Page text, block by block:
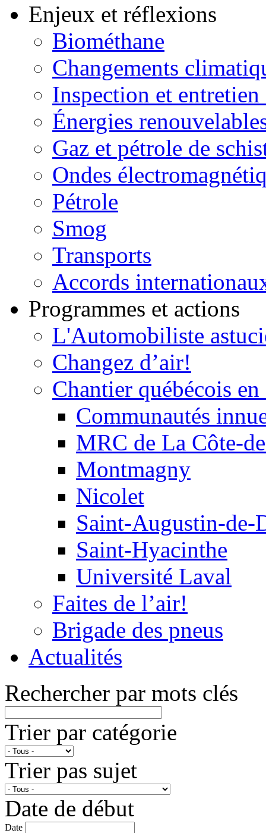
Enjeux et réflexions
Biométhane
Changements
Inspection et entretien
Énergies
Gaz et pétrole de
Ondes
Pétrole
Smog
Transports
Accords
Programmes et actions
L'Automobiliste
Changez d’air!
Chantier québécois
Communautés
MRC de La Côte-
Montmagny
Nicolet
Saint-Augustin-de-
Saint-Hyacinthe
Université Laval
Faites de l’air!
Brigade des pneus
Actualités
Rechercher par mots clés
Trier par catégorie
Trier pas sujet
Date de début
Date